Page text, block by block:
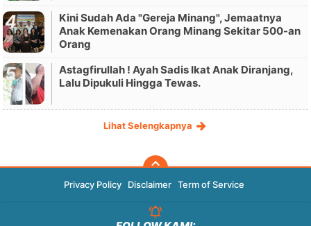
Kini Sudah Ada "Gereja Minang", Jemaatnya
Anak Kemenakan Orang Minang Sekitar 500-an
Orang
Astagfirullah ! Ayah Sadis Ikat Anak Diranjang,
Lalu Dipukuli Hingga Tewas.
Lihat Selengkapnya
Privacy Policy Disclaimer Term of Service